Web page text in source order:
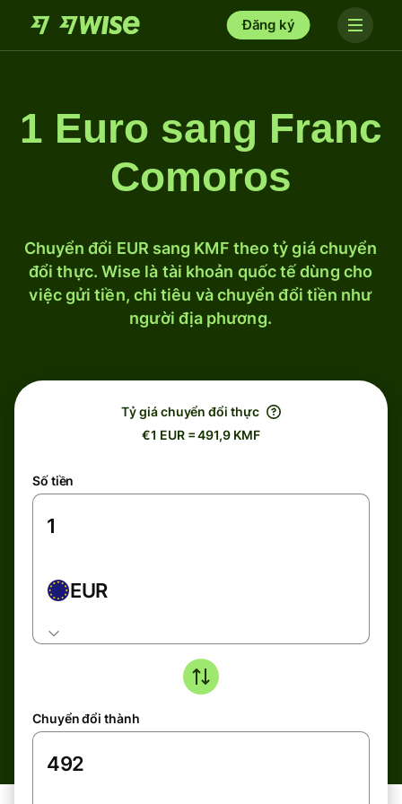
Đăng ký
1 Euro sang Franc
Comoros
Chuyển đổi EUR sang KMF theo tỷ giá chuyển
đổi thực. Wise là tài khoản quốc tế dùng cho
việc gửi tiền, chi tiêu và chuyển đổi tiền như
người địa phương.
Tỷ giá chuyển đổi thực
€1 EUR = 491,9 KMF
Số tiền
EUR
Chuyển đổi thành